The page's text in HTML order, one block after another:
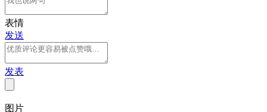
表情
发送
发表
图片